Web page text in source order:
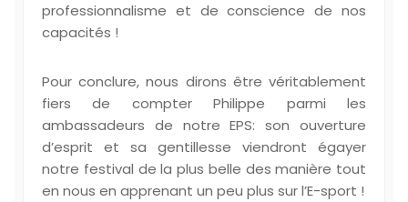
professionnalisme et de conscience de nos
capacités !
Pour conclure, nous dirons être véritablement
fiers de compter Philippe parmi les
ambassadeurs de notre EPS: son ouverture
d’esprit et sa gentillesse viendront égayer
notre festival de la plus belle des manière tout
en nous en apprenant un peu plus sur l’E-sport !